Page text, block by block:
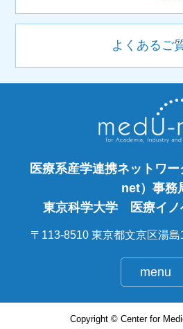
よくあるご
医療系産学連携ネットワ
net）事務
東京科学大学 医療イノ
〒113-8510 東京都文京区湯
menu
Copyright © Center for